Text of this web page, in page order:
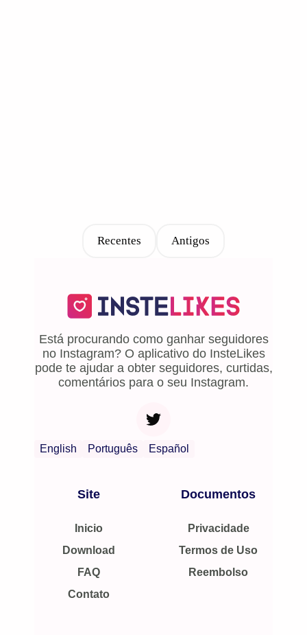
Recentes Antigos
Está procurando como ganhar seguidores
no Instagram? O aplicativo do InsteLikes
pode te ajudar a obter seguidores, curtidas,
comentários para o seu Instagram.
English Português Español
Site
Inicio
Download
FAQ
Contato
Documentos
Privacidade
Termos de Uso
Reembolso